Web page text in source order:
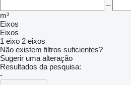
–
m³
Eixos
Eixos
1 eixo 2 eixos
Não existem filtros suficientes?
Sugerir uma alteração
Resultados da pesquisa:
-